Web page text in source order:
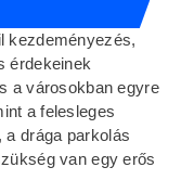
kezdeményezés,
érdekeinek
a városokban egyre
a felesleges
drága parkolás
van egy erős